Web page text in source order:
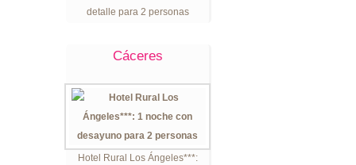
detalle para 2 personas
Cáceres
Hotel Rural Los Ángeles***: